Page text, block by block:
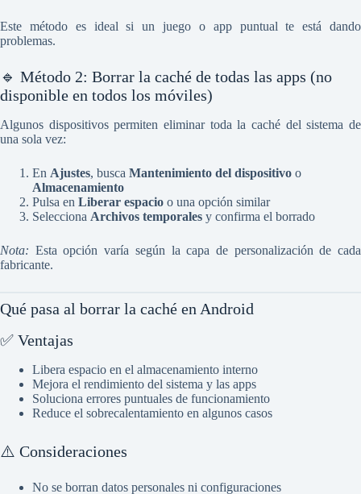
Este método es ideal si un juego o app puntual te está dando
problemas.
🔹 Método 2: Borrar la caché de todas las apps (no
disponible en todos los móviles)
Algunos dispositivos permiten eliminar toda la caché del sistema de
una sola vez:
En Ajustes, busca Mantenimiento del dispositivo o
Almacenamiento
Pulsa en Liberar espacio o una opción similar
Selecciona Archivos temporales y confirma el borrado
Nota: Esta opción varía según la capa de personalización de cada
fabricante.
Qué pasa al borrar la caché en Android
✅ Ventajas
Libera espacio en el almacenamiento interno
Mejora el rendimiento del sistema y las apps
Soluciona errores puntuales de funcionamiento
Reduce el sobrecalentamiento en algunos casos
⚠️ Consideraciones
No se borran datos personales ni configuraciones